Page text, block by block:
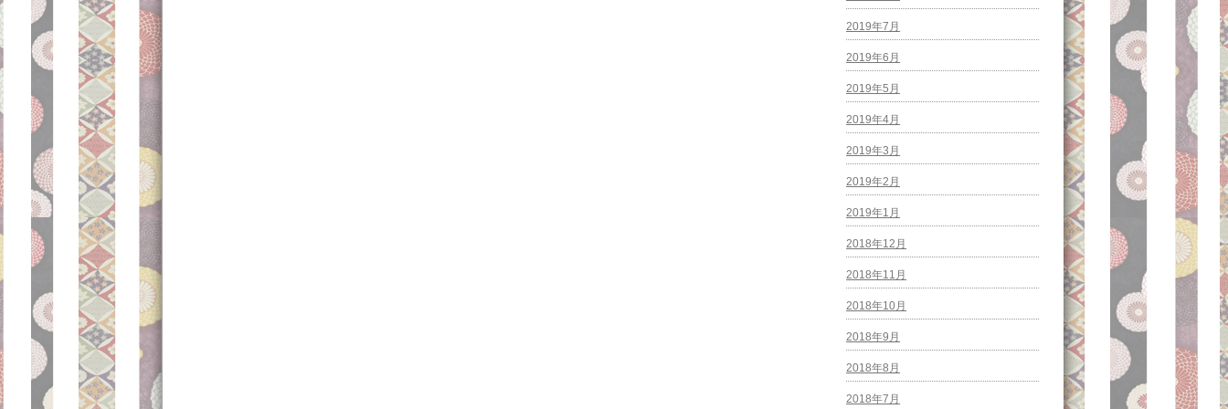
2019年7月
2019年6月
2019年5月
2019年4月
2019年3月
2019年2月
2019年1月
2018年12月
2018年11月
2018年10月
2018年9月
2018年8月
2018年7月